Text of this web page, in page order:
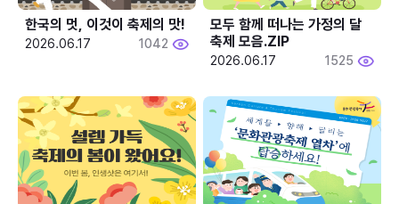
한국의 멋, 이것이 축제의 맛!
2026.06.17 1042
모두 함께 떠나는 가정의 달
축제 모음.ZIP
2026.06.17 1525